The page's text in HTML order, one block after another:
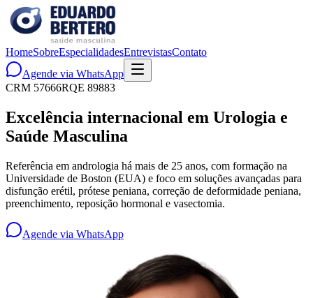
HomeSobreEspecialidadesEntrevistasContato
Agende via WhatsApp
CRM 57666RQE 89883
Excelência internacional em Urologia e
Saúde Masculina
Referência em andrologia há mais de 25 anos, com formação na
Universidade de Boston (EUA) e foco em soluções avançadas para
disfunção erétil, prótese peniana, correção de deformidade peniana,
preenchimento, reposição hormonal e vasectomia.
Agende via WhatsApp